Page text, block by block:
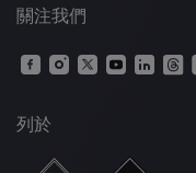
關注我們
列於